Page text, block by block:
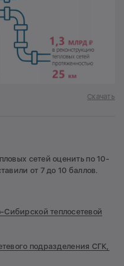
Скачать
сетей оценить по 10-
от 7 до 10 баллов.
теплосетевой
подразделения СГК,